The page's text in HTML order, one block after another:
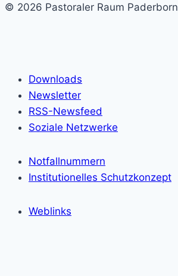
© 2026 Pastoraler Raum Paderborn
Downloads
Newsletter
RSS-Newsfeed
Soziale Netzwerke
Notfallnummern
Institutionelles Schutzkonzept
Weblinks